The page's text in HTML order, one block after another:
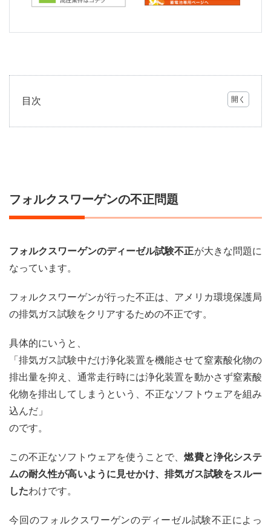
目次
フォ
問題
2
エコ
カー
標を
発
年ま
でに
ジン
車ゼ
3
エコ
って
本当
コカ
4
フォルクスワーゲンの不正問題
フォルクスワーゲンのディーゼル試験不正が大きな問題に
なっています。
フォルクスワーゲンが行った不正は、アメリカ環境保護局
の排気ガス試験をクリアするための不正です。
具体的にいうと、
「排気ガス試験中だけ浄化装置を機能させて窒素酸化物の
排出量を抑え、通常走行時には浄化装置を動かさず窒素酸
化物を排出してしまうという、不正なソフトウェアを組み
込んだ」
のです。
この不正なソフトウェアを使うことで、燃費と浄化システ
ムの耐久性が高いように見せかけ、排気ガス試験をスルー
したわけです。
今回のフォルクスワーゲンのディーゼル試験不正によっ